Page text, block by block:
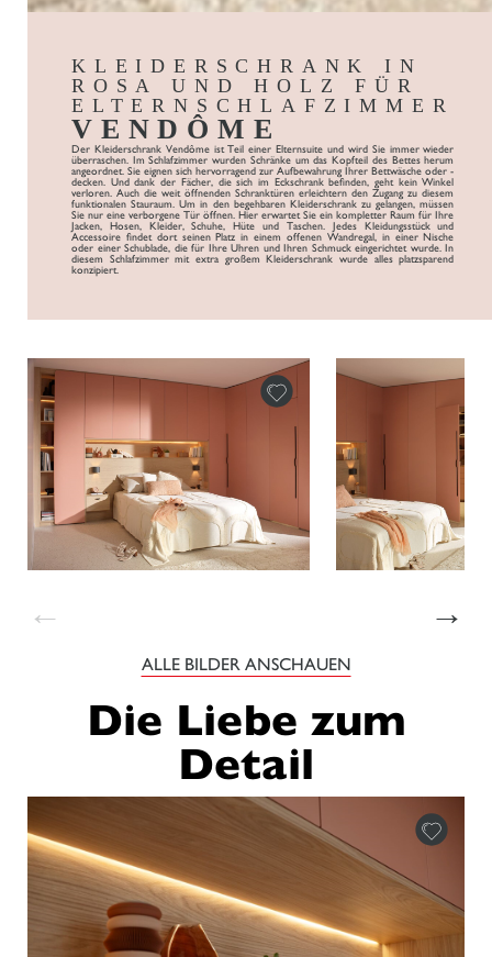
KLEIDERSCHRANK IN
ROSA UND HOLZ FÜR
ELTERNSCHLAFZIMMER
VENDÔME
Der Kleiderschrank Vendôme ist Teil einer Elternsuite und wird Sie immer wieder
überraschen. Im Schlafzimmer wurden Schränke um das Kopfteil des Bettes herum
angeordnet. Sie eignen sich hervorragend zur Aufbewahrung Ihrer Bettwäsche oder -
decken. Und dank der Fächer, die sich im Eckschrank befinden, geht kein Winkel
verloren. Auch die weit öffnenden Schranktüren erleichtern den Zugang zu diesem
funktionalen Stauraum. Um in den begehbaren Kleiderschrank zu gelangen, müssen
Sie nur eine verborgene Tür öffnen. Hier erwartet Sie ein kompletter Raum für Ihre
Jacken, Hosen, Kleider, Schuhe, Hüte und Taschen. Jedes Kleidungsstück und
Accessoire findet dort seinen Platz in einem offenen Wandregal, in einer Nische
oder einer Schublade, die für Ihre Uhren und Ihren Schmuck eingerichtet wurde. In
diesem Schlafzimmer mit extra großem Kleiderschrank wurde alles platzsparend
konzipiert.
← →
ALLE BILDER ANSCHAUEN
Die Liebe zum
Detail